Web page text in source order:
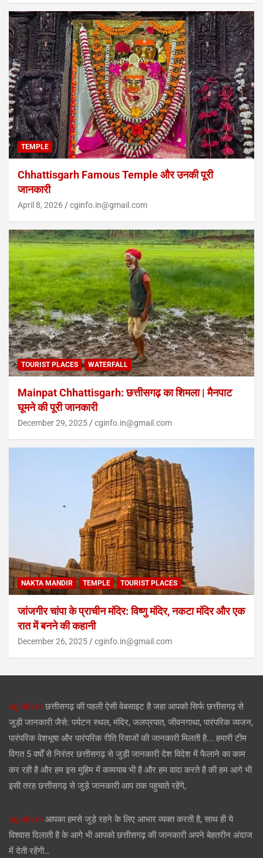
TEMPLE
Chhattisgarh Famous Temple और उनकी पूरी
जानकारी
April 8, 2026 cginfo.in@gmail.com
TOURIST PLACES WATERFALL
Mainpat Chhattisgarh: छत्तीसगढ़ का शिमला | मैनपाट
घूमने की पूरी जानकारी
December 29, 2025 cginfo.in@gmail.com
NAKTA MANDIR TEMPLE TOURIST PLACES
जांजगीर चांपा के प्राचीन मंदिर: विष्णु मंदिर, नकटा मंदिर और एक
रात में बनने की कहानी
December 26, 2025 cginfo.in@gmail.com
cginfo.in छत्तीसगढ़ की पहली ऐसी वेबसाइट है जहा आपको सिर्फ छत्तीसगढ़ से
जुड़ी जानकारी जैसे: पर्यटन स्थल, मंदिर, जलप्रपात, जीवनगाथा, पारंपरिक व्यजन,
पारंपरिक वेशभूषा और पारंपरिक रीति रिवाजों की जानकारी मिलती है... हमारी टीम
विगत 5 वर्षों से निरंतर छत्तीसगढ़ से जुड़ी जानकारी देश विदेश में फैलाने का काम
कर रही है और हम इस मुहिम में कामयाब भी है और हम वादा करते है की हम आगे भी
इसी तरह छत्तीसगढ़ से जुड़े जानकारी आप तक पहुचाते रहेंगे,
cginfo.in आपका हमसे जुड़े रहने के लिए आभार व्यक्त करती है, साथ ही ये
विश्वास दिलाती है के आगे भी आपको छत्तीसगढ़ की जानकारी अपने बेहतरीन अंदाज
में देती रहेंगी…